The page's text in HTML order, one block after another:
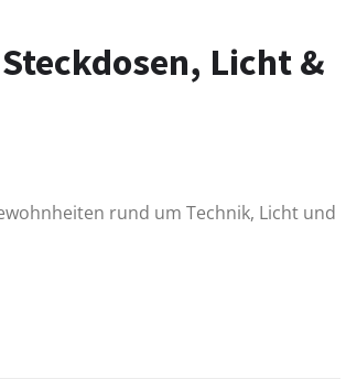
Licht &
rund um Technik, Licht und